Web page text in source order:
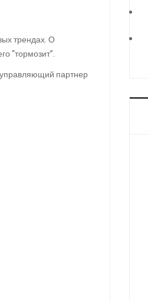
трендах. О
“тормозит”.
управляющий партнер